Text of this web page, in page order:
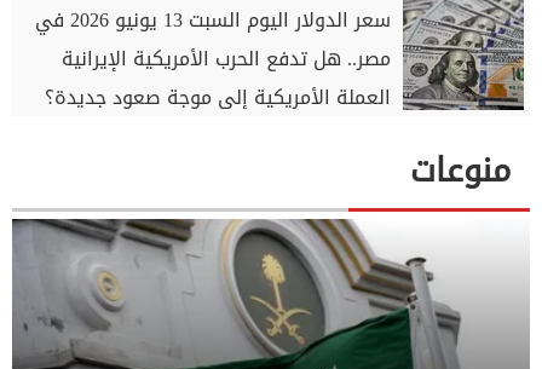
سعر الدولار اليوم السبت 13 يونيو 2026 في
مصر.. هل تدفع الحرب الأمريكية الإيرانية
العملة الأمريكية إلى موجة صعود جديدة؟
منوعات